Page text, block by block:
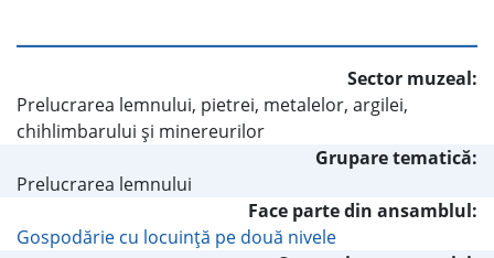
Sector muzeal:
Prelucrarea lemnului, pietrei, metalelor, argilei,
chihlimbarului şi minereurilor
Grupare tematică:
Prelucrarea lemnului
Face parte din ansamblul:
Gospodărie cu locuinţă pe două nivele